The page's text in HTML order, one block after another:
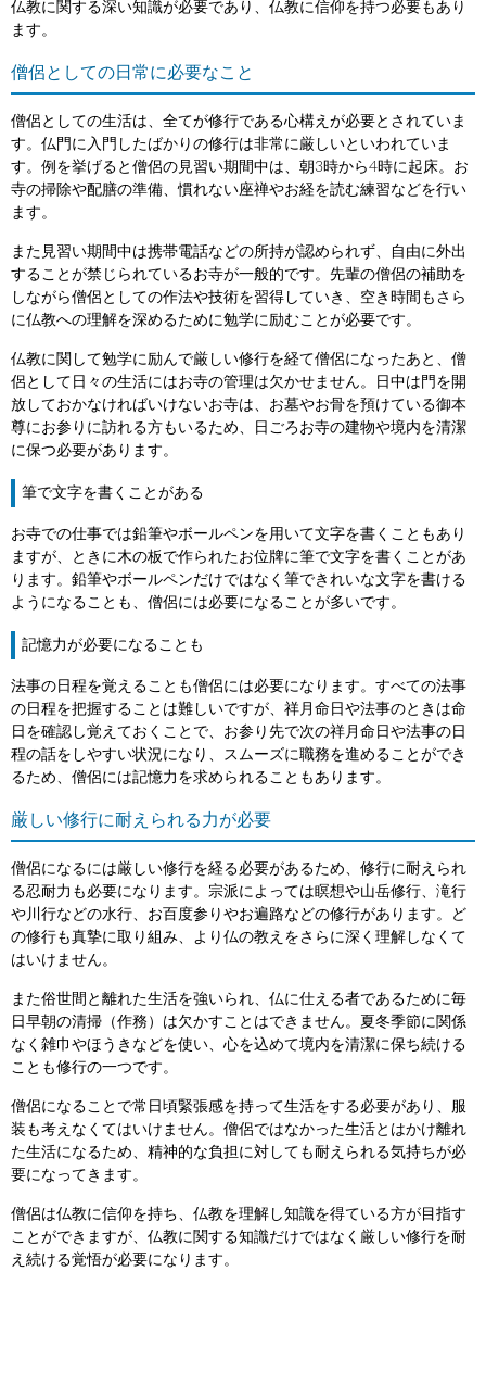
仏教に関する深い知識が必要であり、仏教に信仰を持つ必要もあり
ます。
僧侶としての日常に必要なこと
僧侶としての生活は、全てが修行である心構えが必要とされていま
す。仏門に入門したばかりの修行は非常に厳しいといわれていま
す。例を挙げると僧侶の見習い期間中は、朝3時から4時に起床。お
寺の掃除や配膳の準備、慣れない座禅やお経を読む練習などを行い
ます。
また見習い期間中は携帯電話などの所持が認められず、自由に外出
することが禁じられているお寺が一般的です。先輩の僧侶の補助を
しながら僧侶としての作法や技術を習得していき、空き時間もさら
に仏教への理解を深めるために勉学に励むことが必要です。
仏教に関して勉学に励んで厳しい修行を経て僧侶になったあと、僧
侶として日々の生活にはお寺の管理は欠かせません。日中は門を開
放しておかなければいけないお寺は、お墓やお骨を預けている御本
尊にお参りに訪れる方もいるため、日ごろお寺の建物や境内を清潔
に保つ必要があります。
筆で文字を書くことがある
お寺での仕事では鉛筆やボールペンを用いて文字を書くこともあり
ますが、ときに木の板で作られたお位牌に筆で文字を書くことがあ
ります。鉛筆やボールペンだけではなく筆できれいな文字を書ける
ようになることも、僧侶には必要になることが多いです。
記憶力が必要になることも
法事の日程を覚えることも僧侶には必要になります。すべての法事
の日程を把握することは難しいですが、祥月命日や法事のときは命
日を確認し覚えておくことで、お参り先で次の祥月命日や法事の日
程の話をしやすい状況になり、スムーズに職務を進めることができ
るため、僧侶には記憶力を求められることもあります。
厳しい修行に耐えられる力が必要
僧侶になるには厳しい修行を経る必要があるため、修行に耐えられ
る忍耐力も必要になります。宗派によっては瞑想や山岳修行、滝行
や川行などの水行、お百度参りやお遍路などの修行があります。ど
の修行も真摯に取り組み、より仏の教えをさらに深く理解しなくて
はいけません。
また俗世間と離れた生活を強いられ、仏に仕える者であるために毎
日早朝の清掃（作務）は欠かすことはできません。夏冬季節に関係
なく雑巾やほうきなどを使い、心を込めて境内を清潔に保ち続ける
ことも修行の一つです。
僧侶になることで常日頃緊張感を持って生活をする必要があり、服
装も考えなくてはいけません。僧侶ではなかった生活とはかけ離れ
た生活になるため、精神的な負担に対しても耐えられる気持ちが必
要になってきます。
僧侶は仏教に信仰を持ち、仏教を理解し知識を得ている方が目指す
ことができますが、仏教に関する知識だけではなく厳しい修行を耐
え続ける覚悟が必要になります。